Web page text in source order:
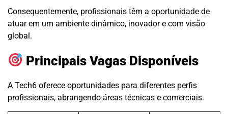
Consequentemente, profissionais têm a oportunidade de
atuar em um ambiente dinâmico, inovador e com visão
global.
Principais Vagas Disponíveis
A Tech6 oferece oportunidades para diferentes perfis
profissionais, abrangendo áreas técnicas e comerciais.